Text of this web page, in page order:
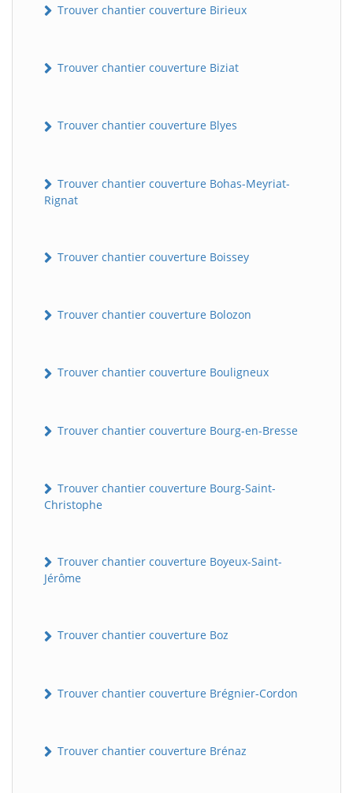
Trouver chantier couverture Birieux
Trouver chantier couverture Biziat
Trouver chantier couverture Blyes
Trouver chantier couverture Bohas-Meyriat-
Rignat
Trouver chantier couverture Boissey
Trouver chantier couverture Bolozon
Trouver chantier couverture Bouligneux
Trouver chantier couverture Bourg-en-Bresse
Trouver chantier couverture Bourg-Saint-
Christophe
Trouver chantier couverture Boyeux-Saint-
Jérôme
Trouver chantier couverture Boz
Trouver chantier couverture Brégnier-Cordon
Trouver chantier couverture Brénaz